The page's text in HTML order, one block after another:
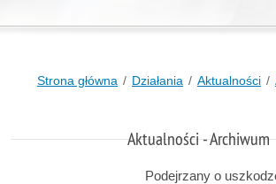
Strona główna Działania Aktualności
Aktualności - Archiwum
Podejrzany o